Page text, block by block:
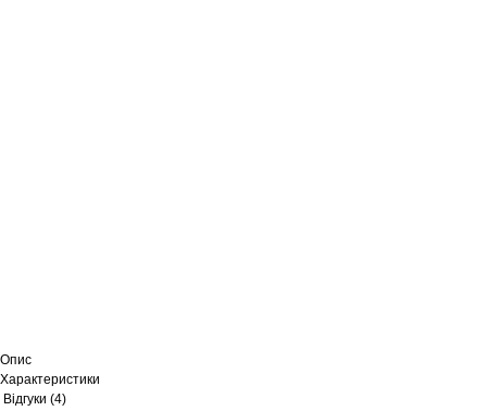
Опис
Характеристики
Відгуки (4)